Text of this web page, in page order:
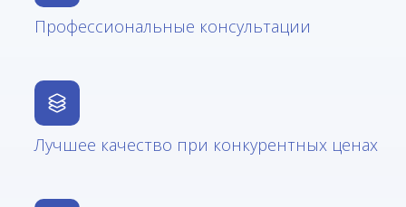
Профессиональные консультации
Лучшее качество при конкурентных ценах